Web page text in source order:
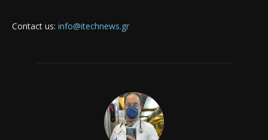
Contact us: info@itechnews.gr